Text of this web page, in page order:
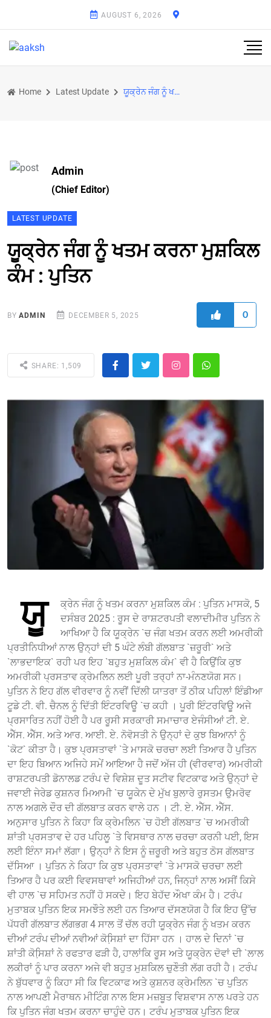
AUGUST 6, 2026
Home Latest Update ਯੂਕ੍ਰੇਨ ਜੰਗ ਨੂੰ ਖਤਮ ਕਰਨਾ ਮੁਸ਼ਕਿਲ ਕੰਮ : ਪੁਤਿਨ
Admin
(Chief Editor)
LATEST UPDATE
ਯੂਕ੍ਰੇਨ ਜੰਗ ਨੂੰ ਖਤਮ ਕਰਨਾ ਮੁਸ਼ਕਿਲ
ਕੰਮ : ਪੁਤਿਨ
BYADMIN DECEMBER 5, 2025 0
SHARE: 1,509
ਯੂ
ਕ੍ਰੇਨ ਜੰਗ ਨੂੰ ਖਤਮ ਕਰਨਾ ਮੁਸ਼ਕਿਲ ਕੰਮ : ਪੁਤਿਨ ਮਾਸਕੋ, 5
ਦਸੰਬਰ 2025 : ਰੂਸ ਦੇ ਰਾਸ਼ਟਰਪਤੀ ਵਲਾਦੀਮੀਰ ਪੁਤਿਨ ਨੇ
ਆਖਿਆ ਹੈ ਕਿ ਯੂਕ੍ਰੇਨ `ਚ ਜੰਗ ਖਤਮ ਕਰਨ ਲਈ ਅਮਰੀਕੀ
ਪ੍ਰਤੀਨਿਧੀਆਂ ਨਾਲ ਉਨ੍ਹਾਂ ਦੀ 5 ਘੰਟੇ ਲੰਬੀ ਗੱਲਬਾਤ `ਜ਼ਰੂਰੀ` ਅਤੇ
`ਲਾਭਦਾਇਕ` ਰਹੀ ਪਰ ਇਹ `ਬਹੁਤ ਮੁਸ਼ਕਿਲ ਕੰਮ` ਵੀ ਹੈ ਕਿਉਂਕਿ ਕੁਝ
ਅਮਰੀਕੀ ਪ੍ਰਸਤਾਵ ਕ੍ਰੇਮਲਿਨ ਲਈ ਪੂਰੀ ਤਰ੍ਹਾਂ ਨਾ-ਮੰਨਣਯੋਗ ਸਨ।
ਪੁਤਿਨ ਨੇ ਇਹ ਗੱਲ ਵੀਰਵਾਰ ਨੂੰ ਨਵੀਂ ਦਿੱਲੀ ਯਾਤਰਾ ਤੋਂ ਠੀਕ ਪਹਿਲਾਂ ਇੰਡੀਆ
ਟੂਡੇ ਟੀ. ਵੀ. ਚੈਨਲ ਨੂੰ ਦਿੱਤੀ ਇੰਟਰਵਿਊ `ਚ ਕਹੀ । ਪੂਰੀ ਇੰਟਰਵਿਊ ਅਜੇ
ਪ੍ਰਸਾਰਿਤ ਨਹੀਂ ਹੋਈ ਹੈ ਪਰ ਰੂਸੀ ਸਰਕਾਰੀ ਸਮਾਚਾਰ ਏਜੰਸੀਆਂ ਟੀ. ਏ.
ਐੱਸ. ਐੱਸ. ਅਤੇ ਆਰ. ਆਈ. ਏ. ਨੋਵੋਸਤੀ ਨੇ ਉਨ੍ਹਾਂ ਦੇ ਕੁਝ ਬਿਆਨਾਂ ਨੂੰ
`ਕੋਟ` ਕੀਤਾ ਹੈ। ਕੁਝ ਪ੍ਰਸਤਾਵਾਂ `ਤੇ ਮਾਸਕੋ ਚਰਚਾ ਲਈ ਤਿਆਰ ਹੈ ਪੁਤਿਨ
ਦਾ ਇਹ ਬਿਆਨ ਅਜਿਹੇ ਸਮੇਂ ਆਇਆ ਹੈ ਜਦੋਂ ਅੱਜ ਹੀ (ਵੀਰਵਾਰ) ਅਮਰੀਕੀ
ਰਾਸ਼ਟਰਪਤੀ ਡੋਨਾਲਡ ਟਰੰਪ ਦੇ ਵਿਸ਼ੇਸ਼ ਦੂਤ ਸਟੀਵ ਵਿਟਕਾਫ ਅਤੇ ਉਨ੍ਹਾਂ ਦੇ
ਜਵਾਈ ਜੇਰੇਡ ਕੁਸ਼ਨਰ ਮਿਆਮੀ `ਚ ਯੂਕੇਨ ਦੇ ਮੁੱਖ ਬੁਲਾਰੇ ਰੁਸਤਮ ਉਮਰੋਵ
ਨਾਲ ਅਗਲੇ ਦੌਰ ਦੀ ਗੱਲਬਾਤ ਕਰਨ ਵਾਲੇ ਹਨ । ਟੀ. ਏ. ਐੱਸ. ਐੱਸ.
ਅਨੁਸਾਰ ਪੁਤਿਨ ਨੇ ਕਿਹਾ ਕਿ ਕ੍ਰੇਮਲਿਨ `ਚ ਹੋਈ ਗੱਲਬਾਤ `ਚ ਅਮਰੀਕੀ
ਸ਼ਾਂਤੀ ਪ੍ਰਸਤਾਵ ਦੇ ਹਰ ਪਹਿਲੂ `ਤੇ ਵਿਸਥਾਰ ਨਾਲ ਚਰਚਾ ਕਰਨੀ ਪਈ, ਇਸ
ਲਈ ਇੰਨਾ ਸਮਾਂ ਲੱਗਾ। ਉਨ੍ਹਾਂ ਨੇ ਇਸ ਨੂੰ ਜ਼ਰੂਰੀ ਅਤੇ ਬਹੁਤ ਠੋਸ ਗੱਲਬਾਤ
ਦੱਸਿਆ । ਪੁਤਿਨ ਨੇ ਕਿਹਾ ਕਿ ਕੁਝ ਪ੍ਰਸਤਾਵਾਂ `ਤੇ ਮਾਸਕੋ ਚਰਚਾ ਲਈ
ਤਿਆਰ ਹੈ ਪਰ ਕਈ ਵਿਵਸਥਾਵਾਂ ਅਜਿਹੀਆਂ ਹਨ, ਜਿਨ੍ਹਾਂ ਨਾਲ ਅਸੀਂ ਕਿਸੇ
ਵੀ ਹਾਲ `ਚ ਸਹਿਮਤ ਨਹੀਂ ਹੋ ਸਕਦੇ। ਇਹ ਬੇਹੱਦ ਔਖਾ ਕੰਮ ਹੈ। ਟਰੰਪ
ਮੁਤਾਬਕ ਪੁਤਿਨ ਇਕ ਸਮਝੌਤੇ ਲਈ ਹਨ ਤਿਆਰ ਦੱਸਣਯੋਗ ਹੈ ਕਿ ਇਹ ਉੱਚ
ਪੱਧਰੀ ਗੱਲਬਾਤ ਲੱਗਭਗ 4 ਸਾਲ ਤੋਂ ਚੱਲ ਰਹੀ ਯੂਕ੍ਰੇਨ ਜੰਗ ਨੂੰ ਖਤਮ ਕਰਨ
ਦੀਆਂ ਟਰੰਪ ਦੀਆਂ ਨਵੀਆਂ ਕੋਸਿ਼ਸ਼ਾਂ ਦਾ ਹਿੱਸਾ ਹਨ । ਹਾਲ ਦੇ ਦਿਨਾਂ `ਚ
ਸ਼ਾਂਤੀ ਕੋਸਿ਼ਸ਼ਾਂ ਨੇ ਰਫਤਾਰ ਫੜੀ ਹੈ, ਹਾਲਾਂਕਿ ਰੂਸ ਅਤੇ ਯੂਕ੍ਰੇਨ ਦੋਵਾਂ ਦੀ `ਲਾਲ
ਲਕੀਰਾਂ ਨੂੰ ਪਾਰ ਕਰਨਾ ਅਜੇ ਵੀ ਬਹੁਤ ਮੁਸ਼ਕਿਲ ਚੁਣੌਤੀ ਲੱਗ ਰਹੀ ਹੈ। ਟਰੰਪ
ਨੇ ਬੁੱਧਵਾਰ ਨੂੰ ਕਿਹਾ ਸੀ ਕਿ ਵਿਟਕਾਫ ਅਤੇ ਕੁਸ਼ਨਰ ਕ੍ਰੇਮਲਿਨ `ਚ ਪੁਤਿਨ
ਨਾਲ ਆਪਣੀ ਮੈਰਾਥਨ ਮੀਟਿੰਗ ਨਾਲ ਇਸ ਮਜ਼ਬੂਤ ਵਿਸ਼ਵਾਸ ਨਾਲ ਪਰਤੇ ਹਨ
ਕਿ ਪੁਤਿਨ ਜੰਗ ਖਤਮ ਕਰਨਾ ਚਾਹੁੰਦੇ ਹਨ। ਟਰੰਪ ਮੁਤਾਬਕ ਪੁਤਿਨ ਇਕ